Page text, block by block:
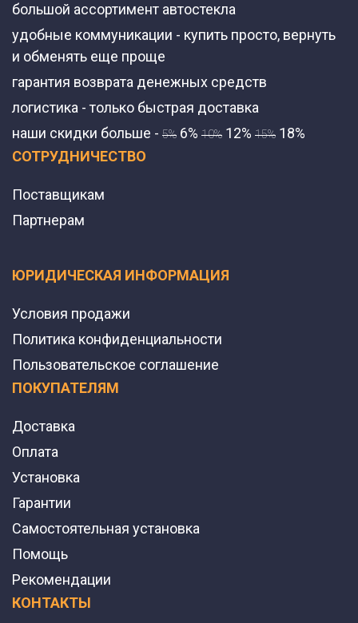
большой ассортимент автостекла
удобные коммуникации - купить просто, вернуть
и обменять еще проще
гарантия возврата денежных средств
логистика - только быстрая доставка
наши скидки больше - 5% 6% 10% 12% 15% 18%
СОТРУДНИЧЕСТВО
Поставщикам
Партнерам
ЮРИДИЧЕСКАЯ ИНФОРМАЦИЯ
Условия продажи
Политика конфиденциальности
Пользовательское соглашение
ПОКУПАТЕЛЯМ
Доставка
Оплата
Установка
Гарантии
Самостоятельная установка
Помощь
Рекомендации
КОНТАКТЫ